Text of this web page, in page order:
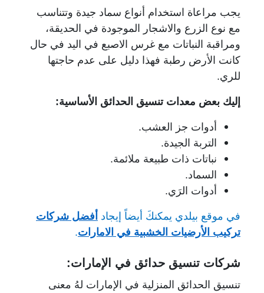
يجب مراعاة استخدام أنواع سماد جيدة وتتناسب
مع نوع الزرع والاشجار الموجودة في الحديقة،
ومراقبة النباتات مع غرس الاصبع في اليد في حال
كانت الأرض رطبة فهذا دليل على عدم حاجتها
للري.
إليك بعض معدات تنسيق الحدائق الأساسية:
أدوات جز العشب.
التربة الجيدة.
نباتات ذات طبيعة ملائمة.
السماد.
أدوات الرَي.
في موقع بيلدي يمكنكَ أيضاً إيجاد أفضل شركات
تركيب الأرضيات الخشبية في الامارات.
شركات تنسيق حدائق في الإمارات:
تنسيق الحدائق المنزلية في الإمارات لهُ معنى